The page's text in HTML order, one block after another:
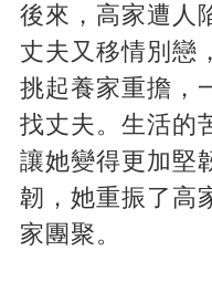
後來，高家遭人
丈夫又移情別戀
挑起養家重擔，
找丈夫。生活的
讓她變得更加堅
韌，她重振了高
家團聚。